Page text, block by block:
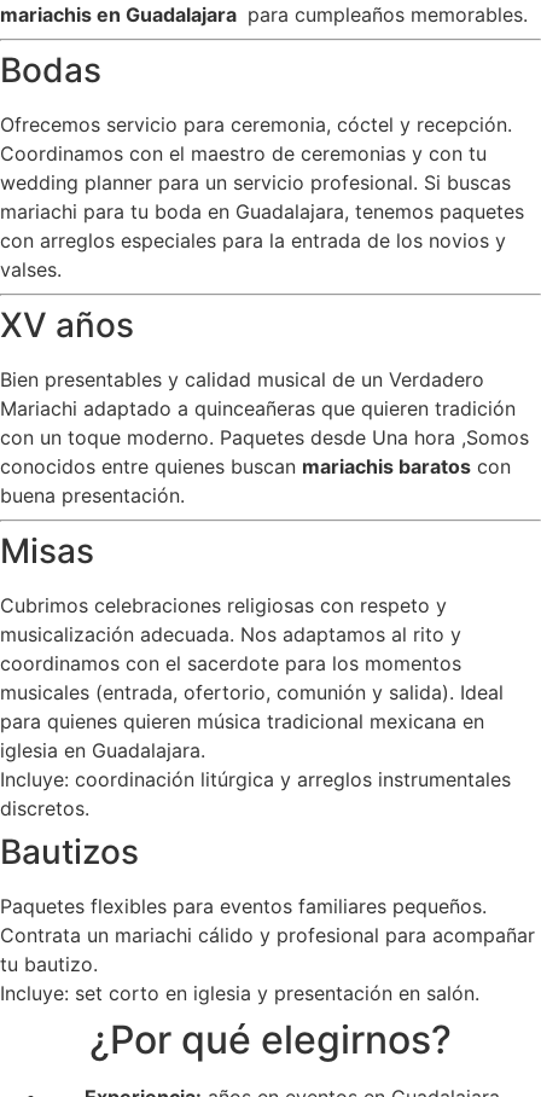
mariachis en Guadalajara para cumpleaños memorables.
Bodas
Ofrecemos servicio para ceremonia, cóctel y recepción.
Coordinamos con el maestro de ceremonias y con tu
wedding planner para un servicio profesional. Si buscas
mariachi para tu boda en Guadalajara, tenemos paquetes
con arreglos especiales para la entrada de los novios y
valses.
XV años
Bien presentables y calidad musical de un Verdadero
Mariachi adaptado a quinceañeras que quieren tradición
con un toque moderno. Paquetes desde Una hora ,Somos
conocidos entre quienes buscan mariachis baratos con
buena presentación.
Misas
Cubrimos celebraciones religiosas con respeto y
musicalización adecuada. Nos adaptamos al rito y
coordinamos con el sacerdote para los momentos
musicales (entrada, ofertorio, comunión y salida). Ideal
para quienes quieren música tradicional mexicana en
iglesia en Guadalajara.
Incluye: coordinación litúrgica y arreglos instrumentales
discretos.
Bautizos
Paquetes flexibles para eventos familiares pequeños.
Contrata un mariachi cálido y profesional para acompañar
tu bautizo.
Incluye: set corto en iglesia y presentación en salón.
¿Por qué elegirnos?